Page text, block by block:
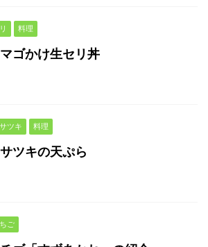
料理
ゴかけ生セリ丼
ツキ 料理
ツキの天ぷら
ご